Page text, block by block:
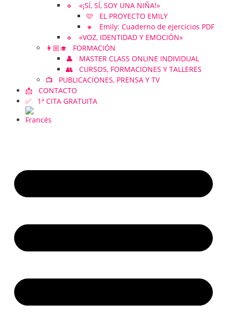
🔹 «¡SÍ, SÍ, SOY UNA NIÑA!»
🩷 EL PROYECTO EMILY
🔸 Emily: Cuaderno de ejercicios PDF
🔹 «VOZ, IDENTIDAD Y EMOCIÓN»
👩🏼‍🎓 FORMACIÓN
👤 MASTER CLASS ONLINE INDIVIDUAL
👥 CURSOS, FORMACIONES Y TALLERES
📺 PUBLICACIONES, PRENSA Y TV
📩 CONTACTO
✅ 1ª CITA GRATUITA